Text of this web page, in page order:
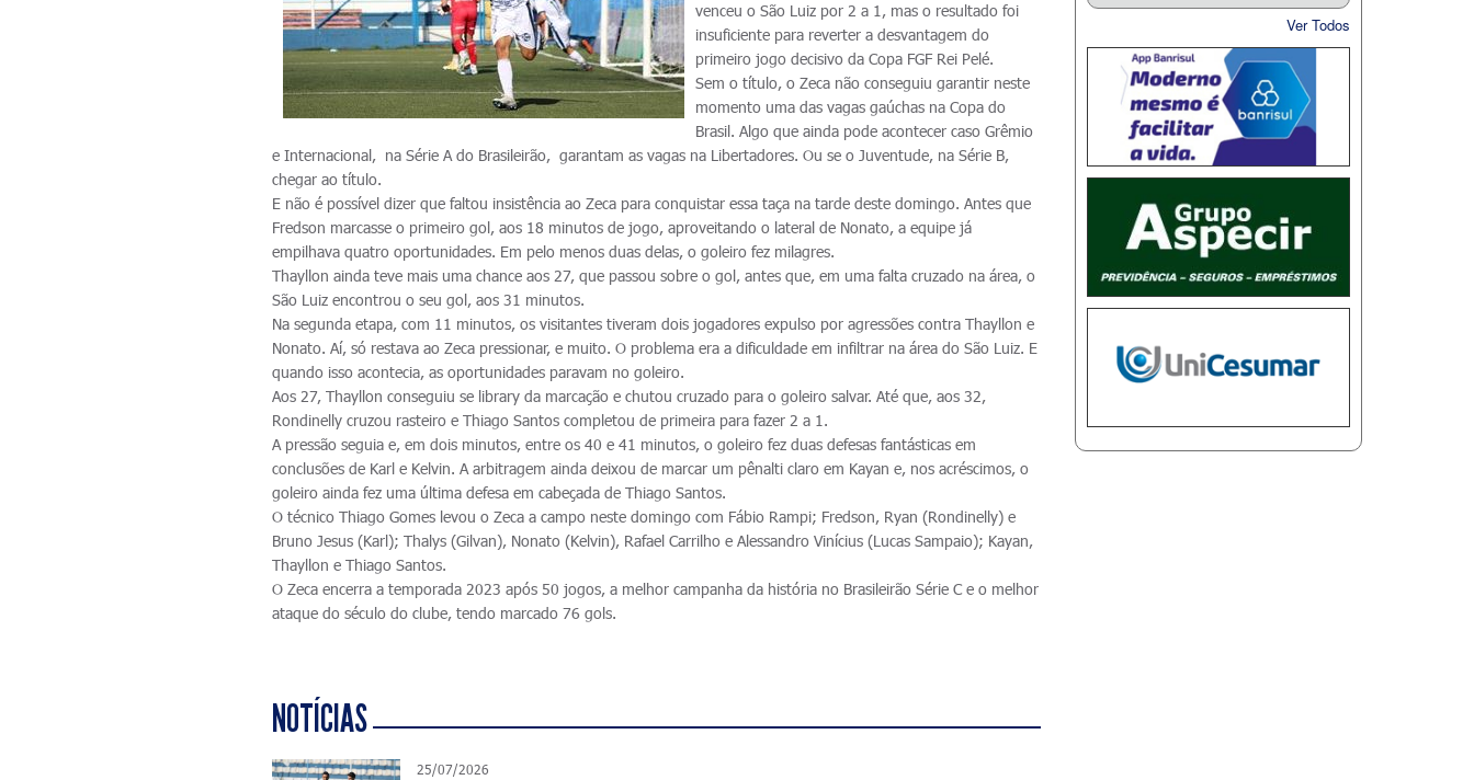
venceu o São Luiz por 2 a 1, mas o resultado foi
insuficiente para reverter a desvantagem do
primeiro jogo decisivo da Copa FGF Rei Pelé.
Sem o título, o Zeca não conseguiu garantir neste
momento uma das vagas gaúchas na Copa do
Brasil. Algo que ainda pode acontecer caso Grêmio
e Internacional, na Série A do Brasileirão, garantam as vagas na Libertadores. Ou se o Juventude, na Série B,
chegar ao título.
E não é possível dizer que faltou insistência ao Zeca para conquistar essa taça na tarde deste domingo. Antes que
Fredson marcasse o primeiro gol, aos 18 minutos de jogo, aproveitando o lateral de Nonato, a equipe já
empilhava quatro oportunidades. Em pelo menos duas delas, o goleiro fez milagres.
Thayllon ainda teve mais uma chance aos 27, que passou sobre o gol, antes que, em uma falta cruzado na área, o
São Luiz encontrou o seu gol, aos 31 minutos.
Na segunda etapa, com 11 minutos, os visitantes tiveram dois jogadores expulso por agressões contra Thayllon e
Nonato. Aí, só restava ao Zeca pressionar, e muito. O problema era a dificuldade em infiltrar na área do São Luiz. E
quando isso acontecia, as oportunidades paravam no goleiro.
Aos 27, Thayllon conseguiu se library da marcação e chutou cruzado para o goleiro salvar. Até que, aos 32,
Rondinelly cruzou rasteiro e Thiago Santos completou de primeira para fazer 2 a 1.
A pressão seguia e, em dois minutos, entre os 40 e 41 minutos, o goleiro fez duas defesas fantásticas em
conclusões de Karl e Kelvin. A arbitragem ainda deixou de marcar um pênalti claro em Kayan e, nos acréscimos, o
goleiro ainda fez uma última defesa em cabeçada de Thiago Santos.
O técnico Thiago Gomes levou o Zeca a campo neste domingo com Fábio Rampi; Fredson, Ryan (Rondinelly) e
Bruno Jesus (Karl); Thalys (Gilvan), Nonato (Kelvin), Rafael Carrilho e Alessandro Vinícius (Lucas Sampaio); Kayan,
Thayllon e Thiago Santos.
O Zeca encerra a temporada 2023 após 50 jogos, a melhor campanha da história no Brasileirão Série C e o melhor
ataque do século do clube, tendo marcado 76 gols.
NOTÍCIAS
25/07/2026
Ver Todos